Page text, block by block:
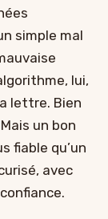
simple mal
lui,
lettre. Bien
un bon
fiable qu’un
avec